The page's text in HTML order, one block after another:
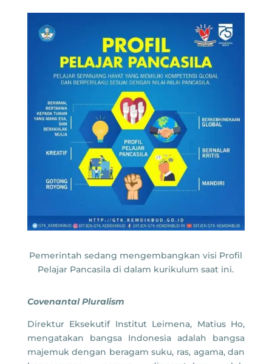
Pemerintah sedang mengembangkan visi Profil
Pelajar Pancasila di dalam kurikulum saat ini.
Covenantal Pluralism
Direktur Eksekutif Institut Leimena, Matius Ho,
mengatakan bangsa Indonesia adalah bangsa
majemuk dengan beragam suku, ras, agama, dan